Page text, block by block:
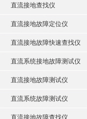
直流接地查找仪
直流接地故障定位仪
直流接地故障快速查找仪
直流系统接地故障测试仪
直流接地故障测试仪
直流系统故障测试仪
直流接地故障查找仪